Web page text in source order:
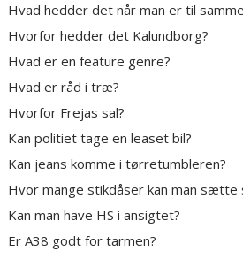
Hvad hedder det når man er til
Hvorfor hedder det Kalundborg?
Hvad er en feature genre?
Hvad er råd i træ?
Hvorfor Frejas sal?
Kan politiet tage en leaset bil?
Kan jeans komme i tørretumbleren?
Hvor mange stikdåser kan man sætte
Kan man have HS i ansigtet?
Er A38 godt for tarmen?